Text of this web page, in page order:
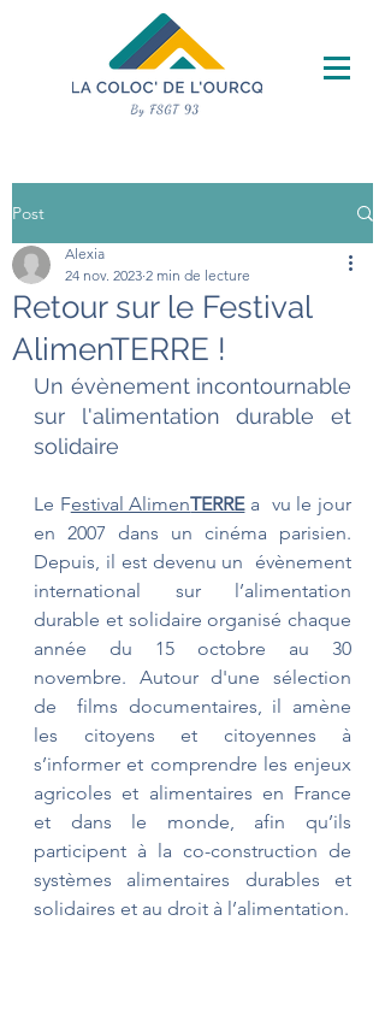
Post
Retour sur le Festival
AlimenTERRE !
Alexia
24 nov. 2023 2 min de lecture
Un évènement incontournable
sur l'alimentation durable et
solidaire
Le Festival AlimenTERRE a  vu le jour
en 2007 dans un cinéma parisien.
Depuis, il est devenu un  évènement
international sur l’alimentation
durable et solidaire organisé chaque
année du 15 octobre au 30
novembre. Autour d'une sélection
de  films documentaires, il amène
les citoyens et citoyennes à
s’informer et comprendre les enjeux
agricoles et alimentaires en France
et dans le monde, afin qu’ils
participent à la co-construction de
systèmes alimentaires durables et